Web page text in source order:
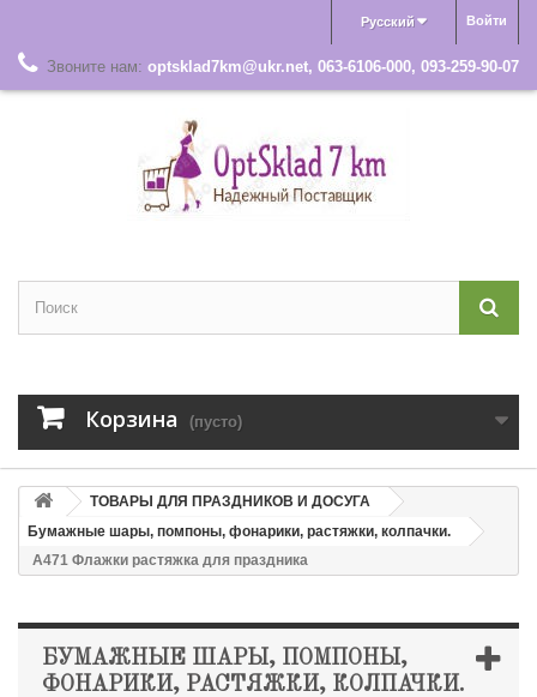
Войти
Русский
Звоните нам: optsklad7km@ukr.net, 063-6106-000, 093-259-90-07
Корзина (пусто)
ТОВАРЫ ДЛЯ ПРАЗДНИКОВ И ДОСУГА
Бумажные шары, помпоны, фонарики, растяжки, колпачки.
A471 Флажки растяжка для праздника
БУМАЖНЫЕ ШАРЫ, ПОМПОНЫ,
ФОНАРИКИ, РАСТЯЖКИ, КОЛПАЧКИ.